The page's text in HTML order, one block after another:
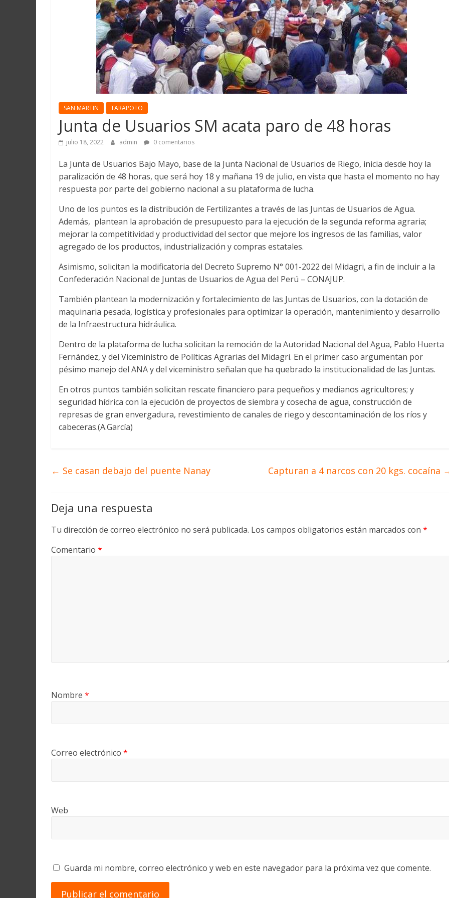
SAN MARTIN TARAPOTO
Junta de Usuarios SM acata paro de 48 horas
julio 18, 2022 admin 0 comentarios
La Junta de Usuarios Bajo Mayo, base de la Junta Nacional de Usuarios de Riego, inicia desde hoy la
paralización de 48 horas, que será hoy 18 y mañana 19 de julio, en vista que hasta el momento no hay
respuesta por parte del gobierno nacional a su plataforma de lucha.
Uno de los puntos es la distribución de Fertilizantes a través de las Juntas de Usuarios de Agua.
Además, plantean la aprobación de presupuesto para la ejecución de la segunda reforma agraria;
mejorar la competitividad y productividad del sector que mejore los ingresos de las familias, valor
agregado de los productos, industrialización y compras estatales.
Asimismo, solicitan la modificatoria del Decreto Supremo N° 001-2022 del Midagri, a fin de incluir a la
Confederación Nacional de Juntas de Usuarios de Agua del Perú – CONAJUP.
También plantean la modernización y fortalecimiento de las Juntas de Usuarios, con la dotación de
maquinaria pesada, logística y profesionales para optimizar la operación, mantenimiento y desarrollo
de la Infraestructura hidráulica.
Dentro de la plataforma de lucha solicitan la remoción de la Autoridad Nacional del Agua, Pablo Huerta
Fernández, y del Viceministro de Políticas Agrarias del Midagri. En el primer caso argumentan por
pésimo manejo del ANA y del viceministro señalan que ha quebrado la institucionalidad de las Juntas.
En otros puntos también solicitan rescate financiero para pequeños y medianos agricultores; y
seguridad hídrica con la ejecución de proyectos de siembra y cosecha de agua, construcción de
represas de gran envergadura, revestimiento de canales de riego y descontaminación de los ríos y
cabeceras.(A.García)
← Se casan debajo del puente Nanay Capturan a 4 narcos con 20 kgs. cocaína
Deja una respuesta
Tu dirección de correo electrónico no será publicada. Los campos obligatorios están marcados con *
Comentario *
Nombre *
Correo electrónico *
Web
Guarda mi nombre, correo electrónico y web en este navegador para la próxima vez que comente.